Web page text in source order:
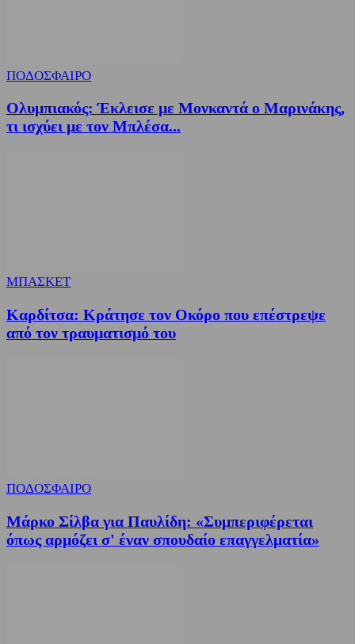
ΠΟΔΟΣΦΑΙΡΟ
Ολυμπιακός: Έκλεισε με Μονκαντά ο Μαρινάκης,
τι ισχύει με τον Μπλέσα...
ΜΠΑΣΚΕΤ
Καρδίτσα: Κράτησε τον Οκόρο που επέστρεψε
από τον τραυματισμό του
ΠΟΔΟΣΦΑΙΡΟ
Μάρκο Σίλβα για Παυλίδη: «Συμπεριφέρεται
όπως αρμόζει σ' έναν σπουδαίο επαγγελματία»